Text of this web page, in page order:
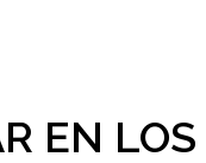
EN LOS